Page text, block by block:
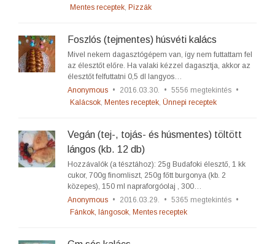
Mentes receptek, Pizzák
Foszlós (tejmentes) húsvéti kalács
Mivel nekem dagasztógépem van, így nem futtattam fel
az élesztőt előre. Ha valaki kézzel dagasztja, akkor az
élesztőt felfuttatni 0,5 dl langyos…
Anonymous • 2016.03.30. • 5556 megtekintés •
Kalácsok, Mentes receptek, Ünnepi receptek
Vegán (tej-, tojás- és húsmentes) töltött
lángos (kb. 12 db)
Hozzávalók (a tésztához): 25g Budafoki élesztő, 1 kk
cukor, 700g finomliszt, 250g főtt burgonya (kb. 2
közepes), 150 ml napraforgóolaj , 300…
Anonymous • 2016.03.29. • 5365 megtekintés •
Fánkok, lángosok, Mentes receptek